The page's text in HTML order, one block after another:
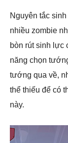
Nguyên tắc
nhiều zombie
bòn rút sinh lực
năng chọn
tướng qua về,
thể thiếu để có
này.